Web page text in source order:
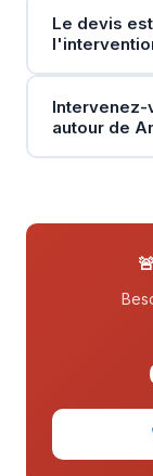
Le devis
Intervenez-
autour de